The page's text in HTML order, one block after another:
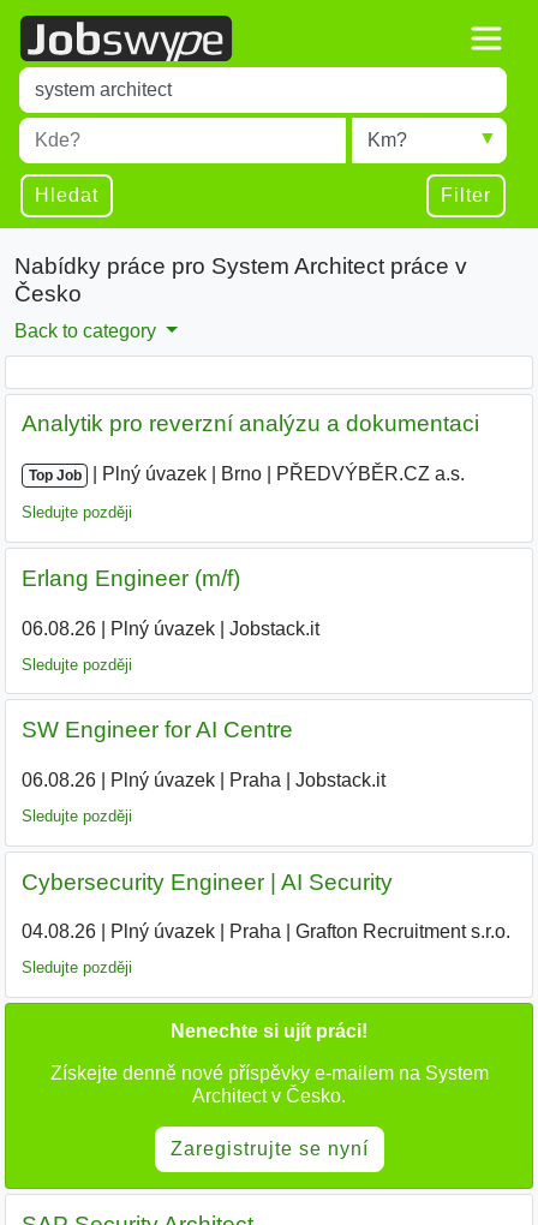
Title
Type 1 or more characters for results.
Místo
Type 1 or more characters for results.
Radius
Hledat Filter
Nabídky práce pro System Architect práce v
Česko
Back to category
Analytik pro reverzní analýzu a dokumentaci
Top Job Plný úvazek Brno PŘEDVÝBĚR.CZ a.s.
Sledujte později
Erlang Engineer (m/f)
06.08.26| Plný úvazek| Jobstack.it
Sledujte později
SW Engineer for AI Centre
06.08.26| Plný úvazek| Praha Jobstack.it
Sledujte později
Cybersecurity Engineer | AI Security
04.08.26| Plný úvazek| Praha Grafton Recruitment s.r.o.
Sledujte později
Nenechte si ujít práci!
Získejte denně nové příspěvky e-mailem na System
Architect v Česko.
Zaregistrujte se nyní